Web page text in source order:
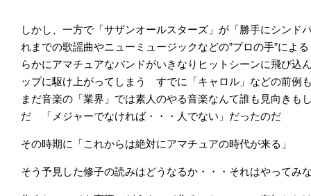
しかし、一方で「サザンオールスターズ」が「勝手にシンド
れまでの歌謡曲やニューミュージックなどの”プロの手”によ
らかにアマチュアなバンドがいきなりヒットシーンに飛び込
ップに駆け上がってしまう すでに「キャロル」などの前例
まだ音楽の「業界」では素人のやる音楽なんて誰も見向きも
だ 「メジャーでなければ・・・人でない」だったのだ
その時期に「これからは絶対にアマチュアの時代が来る」
そう予見した修子の読みはどうなるか・・・それはやってみ